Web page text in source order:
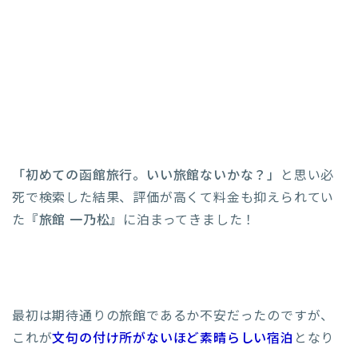
「初めての函館旅行。いい旅館ないかな？」
と思い必
死で検索した結果、評価が高くて料金も抑えられてい
た 『旅館 一乃松』 に泊まってきました！
最初は期待通りの旅館であるか不安だったのですが、
これが文句の付け所がないほど素晴らしい宿泊 となり